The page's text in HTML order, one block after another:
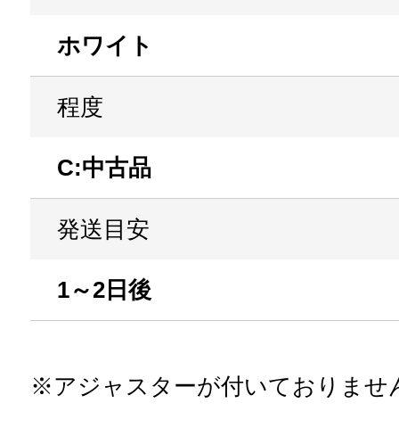
ホワイト
程度
C:中古品
発送目安
1～2日後
※アジャスターが付いておりませ